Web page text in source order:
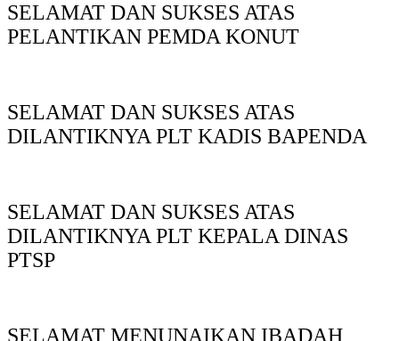
SELAMAT DAN SUKSES ATAS
PELANTIKAN PEMDA KONUT
SELAMAT DAN SUKSES ATAS
DILANTIKNYA PLT KADIS BAPENDA
SELAMAT DAN SUKSES ATAS
DILANTIKNYA PLT KEPALA DINAS
PTSP
SELAMAT MENUNAIKAN IBADAH